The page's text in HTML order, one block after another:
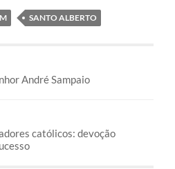
SANTO ALBERTO
André Sampaio
católicos: devoção